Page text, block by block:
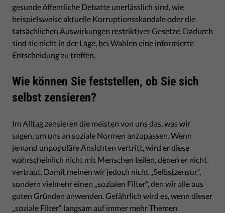
gesunde öffentliche Debatte unerlässlich sind, wie
beispielsweise aktuelle Korruptionsskandale oder die
tatsächlichen Auswirkungen restriktiver Gesetze. Dadurch
sind sie nicht in der Lage, bei Wahlen eine informierte
Entscheidung zu treffen.
Wie können Sie feststellen, ob Sie sich
selbst zensieren?
Im Alltag zensieren die meisten von uns das, was wir
sagen, um uns an soziale Normen anzupassen. Wenn
jemand unpopuläre Ansichten vertritt, wird er diese
wahrscheinlich nicht mit Menschen teilen, denen er nicht
vertraut. Damit meinen wir jedoch nicht „Selbstzensur“,
sondern vielmehr einen „sozialen Filter“, den wir alle aus
guten Gründen anwenden. Gefährlich wird es, wenn dieser
„soziale Filter“ langsam auf immer mehr Themen